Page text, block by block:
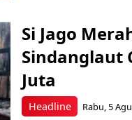
Headline
Si Jago
Sindanglaut
Juta
Rabu, 5